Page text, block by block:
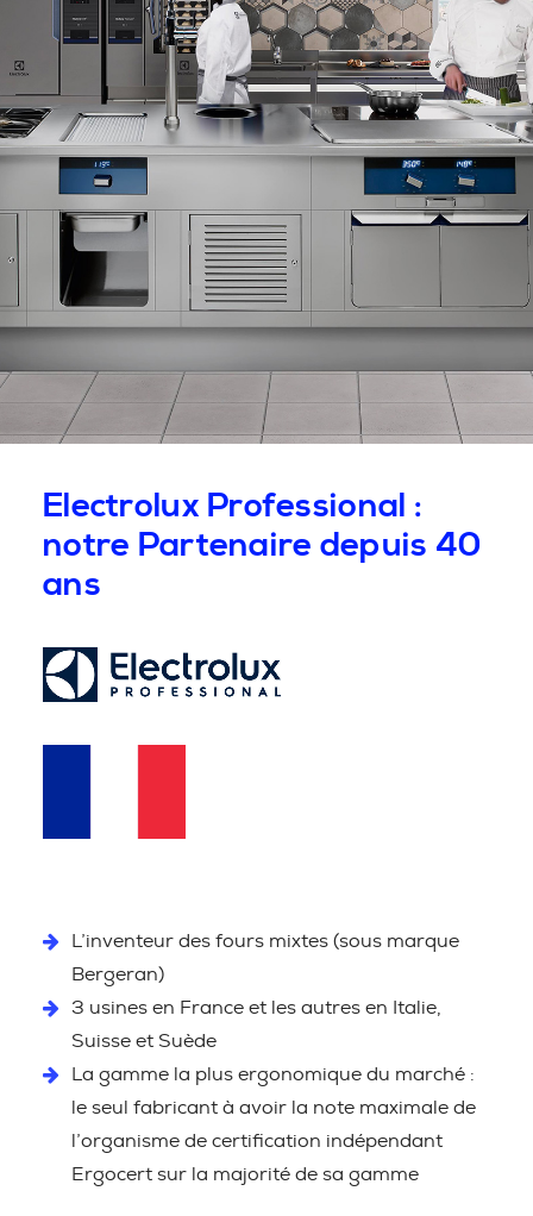
Electrolux Professional :
notre Partenaire depuis 40
ans
L’inventeur des fours mixtes (sous marque
Bergeran)
3 usines en France et les autres en Italie,
Suisse et Suède
La gamme la plus ergonomique du marché :
le seul fabricant à avoir la note maximale de
l’organisme de certification indépendant
Ergocert sur la majorité de sa gamme